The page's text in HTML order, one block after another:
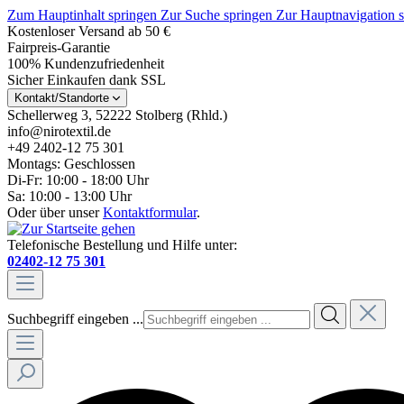
Zum Hauptinhalt springen Zur Suche springen Zur Hauptnavigation
Kostenloser Versand ab 50 €
Fairpreis-Garantie
100% Kundenzufriedenheit
Sicher Einkaufen dank SSL
Kontakt/Standorte
Schellerweg 3, 52222 Stolberg (Rhld.)
info@nirotextil.de
+49 2402-12 75 301
Montags: Geschlossen
Di-Fr: 10:00 - 18:00 Uhr
Sa: 10:00 - 13:00 Uhr
Oder über unserKontaktformular.
Telefonische Bestellung und Hilfe unter:
02402-12 75 301
Suchbegriff eingeben ...